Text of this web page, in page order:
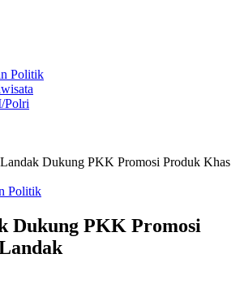
Politik
Polri
Dukung PKK Promosi Produk Khas
Politik
Dukung PKK Promosi